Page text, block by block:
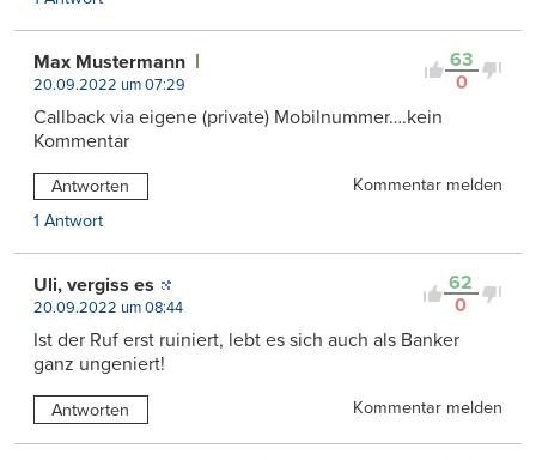
63
0
Max Mustermann
20.09.2022 um 07:29
Callback via eigene (private) Mobilnummer….kein
Kommentar
Antworten
Kommentar melden
1 Antwort
62
0
Uli, vergiss es
20.09.2022 um 08:44
Ist der Ruf erst ruiniert, lebt es sich auch als Banker
ganz ungeniert!
Antworten Kommentar melden